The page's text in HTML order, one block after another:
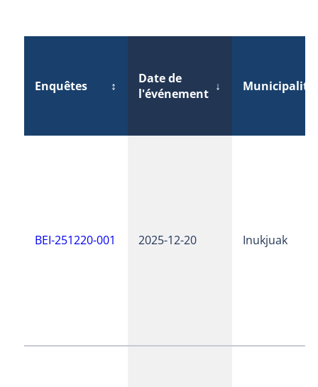
Enquêtes ↕
Date de
l'événement ↓ Municipalité
BEI-251220-001 2025-12-20 Inukjuak